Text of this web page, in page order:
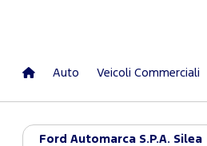
Auto Veicoli Commerciali
Ford Automarca S.P.A. Silea